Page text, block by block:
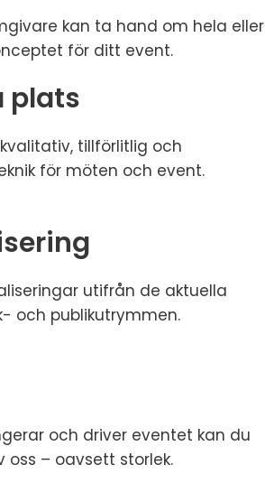
kan ta hand om hela eller
för ditt event.
plats
tillförlitlig och
för möten och event.
utifrån de aktuella
och publikutrymmen.
och driver eventet kan du
oss – oavsett storlek.